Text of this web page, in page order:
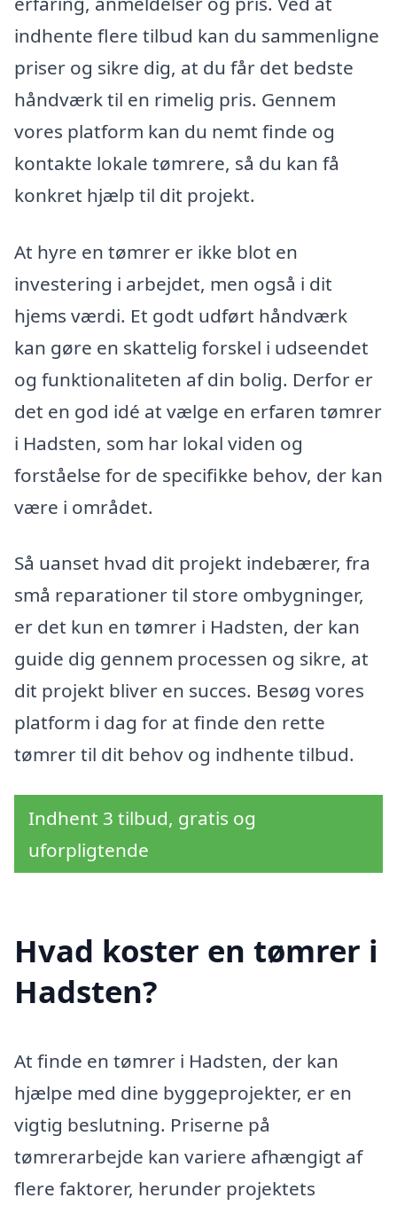
indhente flere tilbud kan du sammenligne
priser og sikre dig, at du får det bedste
håndværk til en rimelig pris. Gennem
vores platform kan du nemt finde og
kontakte lokale tømrere, så du kan få
konkret hjælp til dit projekt.
At hyre en tømrer er ikke blot en
investering i arbejdet, men også i dit
hjems værdi. Et godt udført håndværk
kan gøre en skattelig forskel i udseendet
og funktionaliteten af din bolig. Derfor er
det en god idé at vælge en erfaren tømrer
i Hadsten, som har lokal viden og
forståelse for de specifikke behov, der kan
være i området.
Så uanset hvad dit projekt indebærer, fra
små reparationer til store ombygninger,
er det kun en tømrer i Hadsten, der kan
guide dig gennem processen og sikre, at
dit projekt bliver en succes. Besøg vores
platform i dag for at finde den rette
tømrer til dit behov og indhente tilbud.
Indhent 3 tilbud, gratis og
uforpligtende
Hvad koster en tømrer i
Hadsten?
At finde en tømrer i Hadsten, der kan
hjælpe med dine byggeprojekter, er en
vigtig beslutning. Priserne på
tømrerarbejde kan variere afhængigt af
flere faktorer, herunder projektets